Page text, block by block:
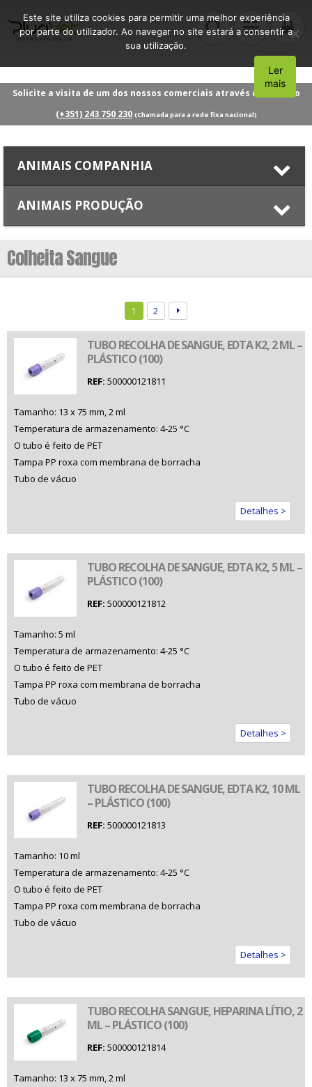
Solicite a visita de um dos nossos comerciais através do número
(+351) 243 750 230 (Chamada para a rede fixa nacional)
ANIMAIS COMPANHIA
ANIMAIS PRODUÇÃO
Colheita Sangue
1 2
TUBO RECOLHA DE SANGUE, EDTA K2, 2 ML –
PLÁSTICO (100)
REF: 500000121811
Tamanho: 13 x 75 mm, 2 ml
Temperatura de armazenamento: 4-25 °C
O tubo é feito de PET
Tampa PP roxa com membrana de borracha
Tubo de vácuo
Detalhes >
TUBO RECOLHA DE SANGUE, EDTA K2, 5 ML –
PLÁSTICO (100)
REF: 500000121812
Tamanho: 5 ml
Temperatura de armazenamento: 4-25 °C
O tubo é feito de PET
Tampa PP roxa com membrana de borracha
Tubo de vácuo
Detalhes >
TUBO RECOLHA DE SANGUE, EDTA K2, 10 ML
– PLÁSTICO (100)
REF: 500000121813
Tamanho: 10 ml
Temperatura de armazenamento: 4-25 °C
O tubo é feito de PET
Tampa PP roxa com membrana de borracha
Tubo de vácuo
Detalhes >
TUBO RECOLHA SANGUE, HEPARINA LÍTIO, 2
ML – PLÁSTICO (100)
REF: 500000121814
Tamanho: 13 x 75 mm, 2 ml
Este site utiliza cookies para permitir uma melhor experiência
por parte do utilizador. Ao navegar no site estará a consentir a
sua utilização.
Aceito
Ler
mais